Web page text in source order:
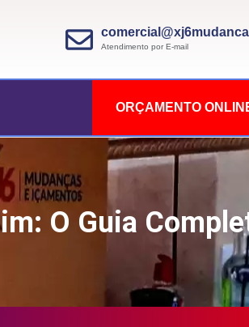
Atendimento por E-mail
ORÇAMENTO
O Guia